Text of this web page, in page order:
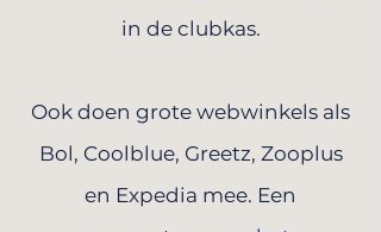
in de clubkas.
Ook doen grote webwinkels als
Bol, Coolblue, Greetz, Zooplus
en Expedia mee. Een